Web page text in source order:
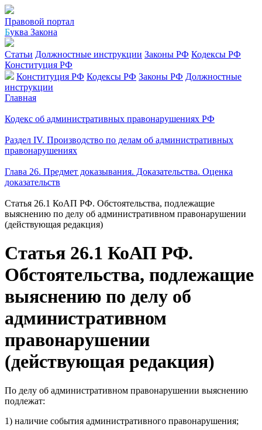
Правовой портал
Буква Закона
Статьи Должностные инструкции Законы РФ Кодексы РФ
Конституция РФ
Конституция РФ Кодексы РФ Законы РФ Должностные
инструкции
Главная
Кодекс об административных правонарушениях РФ
Раздел IV. Производство по делам об административных
правонарушениях
Глава 26. Предмет доказывания. Доказательства. Оценка
доказательств
Статья 26.1 КоАП РФ. Обстоятельства, подлежащие
выяснению по делу об административном правонарушении
(действующая редакция)
Статья 26.1 КоАП РФ.
Обстоятельства, подлежащие
выяснению по делу об
административном
правонарушении
(действующая редакция)
По делу об административном правонарушении выяснению
подлежат:
1) наличие события административного правонарушения;